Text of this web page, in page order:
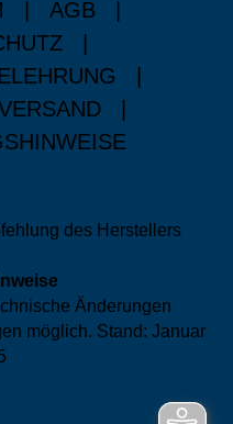
AGB
des Herstellers
Änderungen
möglich. Stand: Januar